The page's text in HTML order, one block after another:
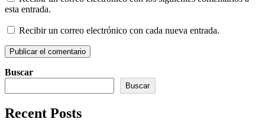
esta entrada.
Recibir un correo electrónico con cada nueva entrada.
Buscar
Buscar
Recent Posts